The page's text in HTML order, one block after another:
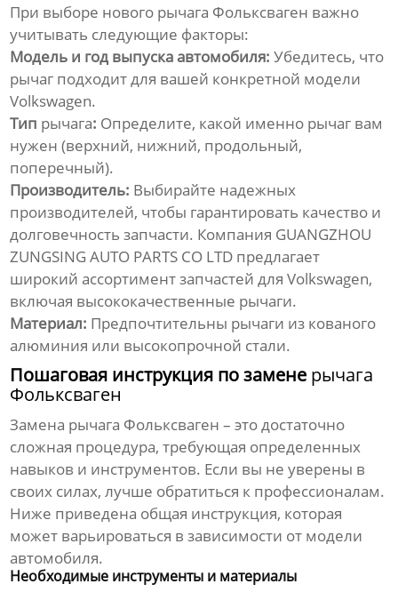
При выборе нового рычага Фольксваген важно
учитывать следующие факторы:
Модель и год выпуска автомобиля: Убедитесь, что
рычаг подходит для вашей конкретной модели
Volkswagen.
Тип рычага: Определите, какой именно рычаг вам
нужен (верхний, нижний, продольный,
поперечный).
Производитель: Выбирайте надежных
производителей, чтобы гарантировать качество и
долговечность запчасти. Компания GUANGZHOU
ZUNGSING AUTO PARTS CO LTD предлагает
широкий ассортимент запчастей для Volkswagen,
включая высококачественные рычаги.
Материал: Предпочтительны рычаги из кованого
алюминия или высокопрочной стали.
Пошаговая инструкция по замене рычага
Фольксваген
Замена рычага Фольксваген – это достаточно
сложная процедура, требующая определенных
навыков и инструментов. Если вы не уверены в
своих силах, лучше обратиться к профессионалам.
Ниже приведена общая инструкция, которая
может варьироваться в зависимости от модели
автомобиля.
Необходимые инструменты и материалы